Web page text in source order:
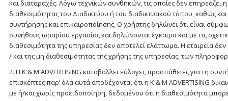
και διαταραχές. Λόγω τεχνικών συνθηκών, τις οποίες δεν
διαθεσιμότητας του Διαδικτύου ή του διαδικτυακού τόπου, καθώς
συντήρησης και επικαιροποίησης. Ο χρήστης δηλώνει ότι είναι
συνήθους ωραρίου εργασίας και δηλώνονται έγκαιρα και με τις
διαθεσιμότητα της υπηρεσίας δεν αποτελεί ελάττωμα. Η εταιρεία
/ και της μη διαθεσιμότητας της χρήσης της υπηρεσίας, των
2. Η K & M ADVERTISING καταβάλλει εύλογες προσπάθειες για τη
επισκέπτες παρ’ όλα αυτά αποδέχονται ότι η K & M ADVERTISING
με ή/και χωρίς προειδοποίηση, δεδομένου ότι η διαθεσιμότητα